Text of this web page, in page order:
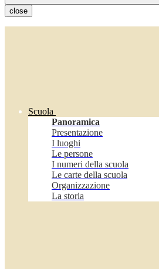
close
Scuola
Panoramica
Presentazione
I luoghi
Le persone
I numeri della scuola
Le carte della scuola
Organizzazione
La storia